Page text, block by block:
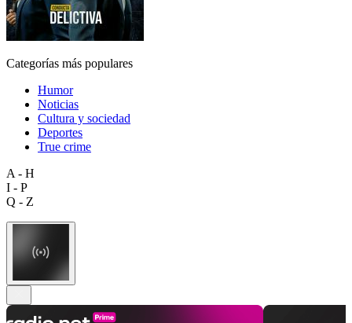
Categorías más populares
Humor
Noticias
Cultura y sociedad
Deportes
True crime
A - H
I - P
Q - Z